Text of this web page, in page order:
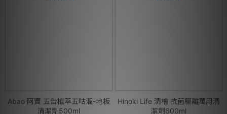
Abao 阿寶 五告植萃五咕溜-地板
清潔劑500ml
Hinoki Life 清檜 抗菌驅離萬用清
潔劑600ml